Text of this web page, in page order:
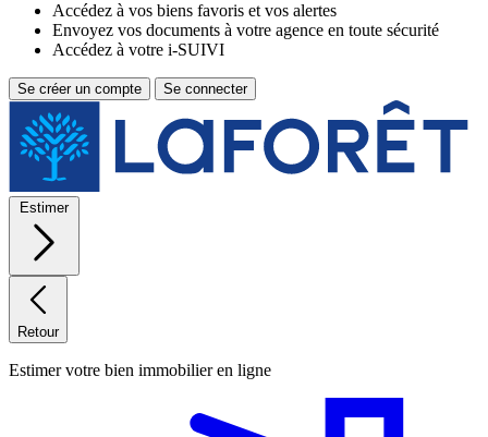
Accédez à vos biens favoris et vos alertes
Envoyez vos documents à votre agence en toute sécurité
Accédez à votre i-SUIVI
Se créer un compte Se connecter
Estimer
Retour
Estimer votre bien immobilier en ligne